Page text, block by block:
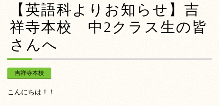
【英語科よりお知らせ】吉
祥寺本校 中2クラス生の皆
さんへ
吉祥寺本校
こんにちは！！